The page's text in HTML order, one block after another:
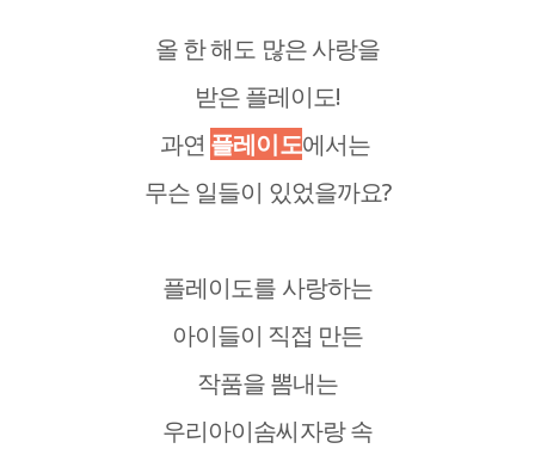
올 한 해도 많은 사랑을
받은 플레이도!
과연 플레이도에서는
무슨 일들이 있었을까요?
플레이도를 사랑하는
아이들이 직접 만든
작품을 뽐내는
우리아이솜씨자랑 속